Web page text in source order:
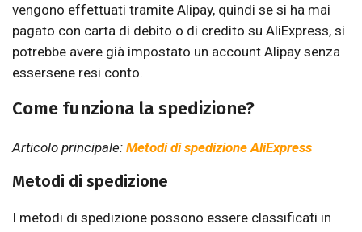
vengono effettuati tramite Alipay, quindi se si ha mai
pagato con carta di debito o di credito su AliExpress, si
potrebbe avere già impostato un account Alipay senza
essersene resi conto.
Come funziona la spedizione?
Articolo principale: Metodi di spedizione AliExpress
Metodi di spedizione
I metodi di spedizione possono essere classificati in